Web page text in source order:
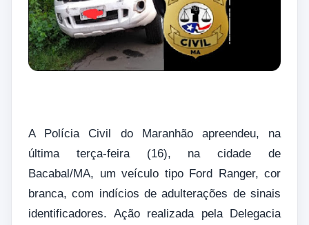
A Polícia Civil do Maranhão apreendeu, na
última terça-feira (16), na cidade de
Bacabal/MA, um veículo tipo Ford Ranger, cor
branca, com indícios de adulterações de sinais
identificadores. Ação realizada pela Delegacia